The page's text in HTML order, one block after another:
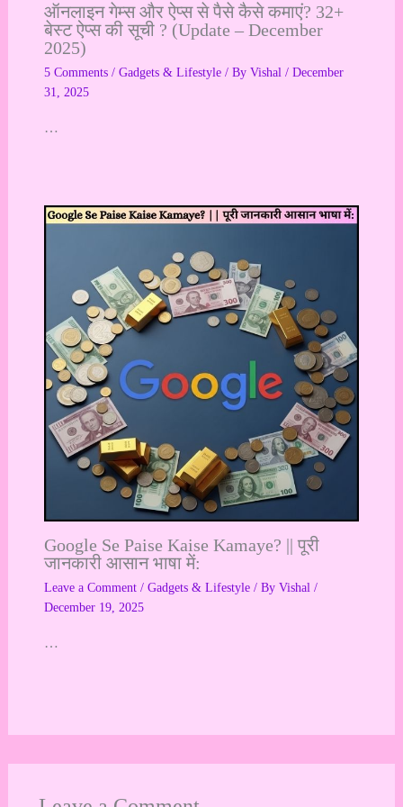
ऑनलाइन गेम्स और ऐप्स से पैसे कैसे कमाएं? 32+
बेस्ट ऐप्स की सूची ? (Update – December
2025)
5 Comments / Gadgets & Lifestyle/ By Vishal / December
31, 2025
…
Google Se Paise Kaise Kamaye? || पूरी
जानकारी आसान भाषा में:
Leave a Comment / Gadgets & Lifestyle/ By Vishal /
December 19, 2025
…